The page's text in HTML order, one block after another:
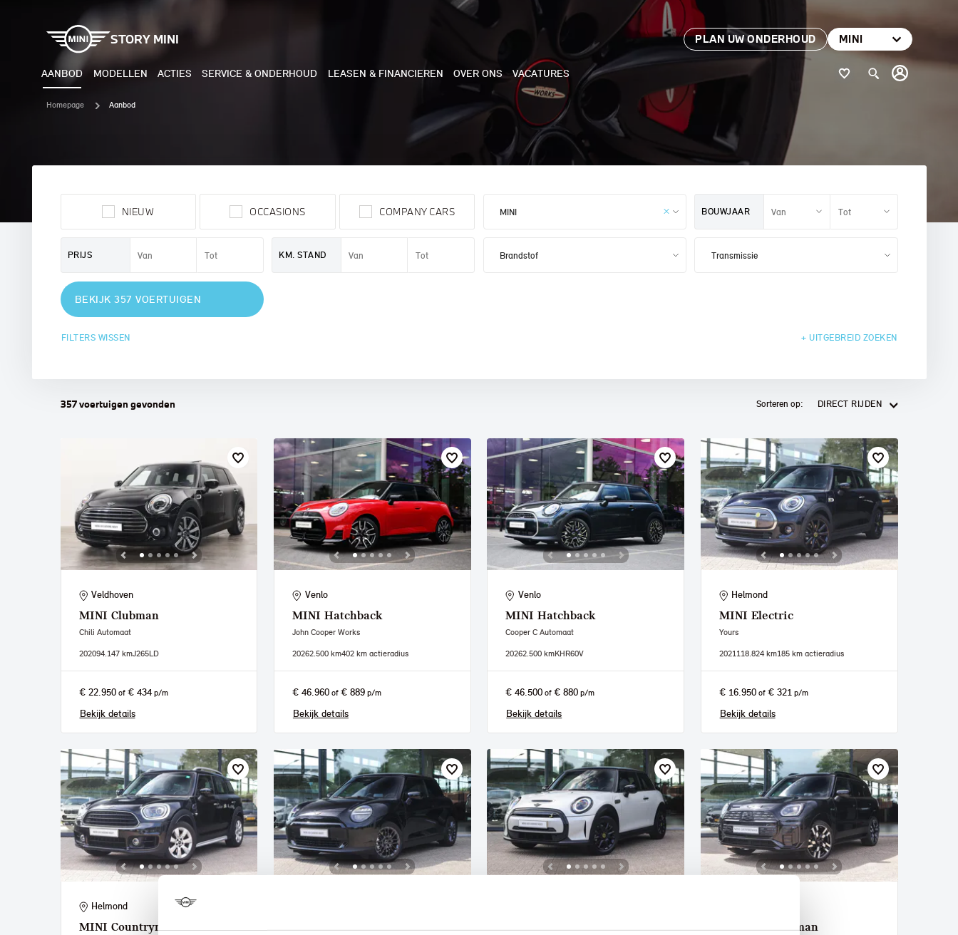
STORY MINI PLAN UW ONDERHOUD MINI
AANBOD MODELLEN
MINI ACEMAN ELECTRIC
MINI COUNTRYMAN ELECTRIC
JOHN COOPER WORKS
ELECTRIC
MINI COOPER CABRIO
MINI COOPER 5-DEURS
ACTIES SERVICE & ONDERHOUD LEASEN & FINANCIEREN OVER ONS VACATURES
Homepage Aanbod
NIEUW OCCASIONS COMPANY CARS BOUWJAAR
PRIJS KM. STAND
BEKIJK 357 VOERTUIGEN
FILTERS WISSEN + UITGEBREID ZOEKEN
357voertuigen gevonden Sorteren op: DIRECT RIJDEN
Veldhoven
MINI Clubman
Chili Automaat
202094.147 kmJ265LD
€ 22.950of € 434p/m
Bekijk details
Venlo
MINI Hatchback
John Cooper Works
20262.500 km402 km actieradius
€ 46.960of € 889p/m
Bekijk details
Venlo
MINI Hatchback
Cooper C Automaat
20262.500 kmKHR60V
€ 46.500 of€ 880 p/m
Bekijk details
Helmond
MINI Electric
Yours
2021118.824 km185 km actieradius
€ 16.950of € 321p/m
Bekijk details
Helmond
MINI Countryman MINI Hatchback MINI Electric MINI Countryman